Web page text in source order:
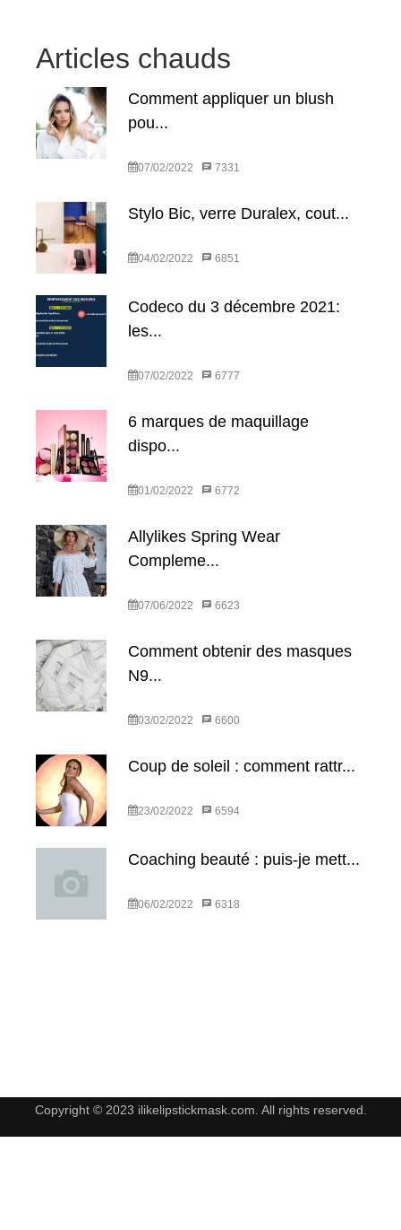
Articles chauds
Comment appliquer un blush
pou...
07/02/2022 7331
Stylo Bic, verre Duralex, cout...
04/02/2022 6851
Codeco du 3 décembre 2021:
les...
07/02/2022 6777
6 marques de maquillage
dispo...
01/02/2022 6772
Allylikes Spring Wear
Compleme...
07/06/2022 6623
Comment obtenir des masques
N9...
03/02/2022 6600
Coup de soleil : comment rattr...
23/02/2022 6594
Coaching beauté : puis-je mett...
06/02/2022 6318
Copyright © 2023 ilikelipstickmask.com. All rights reserved.